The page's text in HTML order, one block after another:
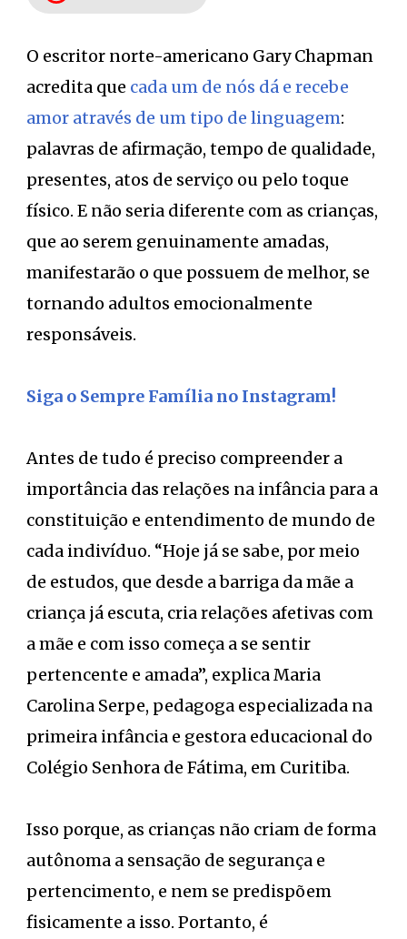
O escritor norte-americano Gary Chapman
acredita que cada um de nós dá e recebe
amor através de um tipo de linguagem:
palavras de afirmação, tempo de qualidade,
presentes, atos de serviço ou pelo toque
físico. E não seria diferente com as crianças,
que ao serem genuinamente amadas,
manifestarão o que possuem de melhor, se
tornando adultos emocionalmente
responsáveis.
Siga o Sempre Família no Instagram!
Antes de tudo é preciso compreender a
importância das relações na infância para a
constituição e entendimento de mundo de
cada indivíduo. “Hoje já se sabe, por meio
de estudos, que desde a barriga da mãe a
criança já escuta, cria relações afetivas com
a mãe e com isso começa a se sentir
pertencente e amada”, explica Maria
Carolina Serpe, pedagoga especializada na
primeira infância e gestora educacional do
Colégio Senhora de Fátima, em Curitiba.
Isso porque, as crianças não criam de forma
autônoma a sensação de segurança e
pertencimento, e nem se predispõem
fisicamente a isso. Portanto, é